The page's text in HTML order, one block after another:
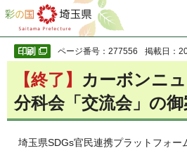
彩の国 埼玉県
ページ番号：277556 掲載日：
【終了】
カーボンニ
分科会「交流会」の御
埼玉県SDGs官民連携プラットフォー